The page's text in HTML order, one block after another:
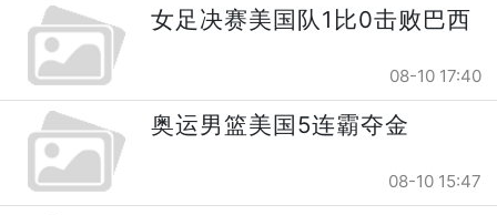
女足决赛美国队1比0击败巴西
08-10 17:40
奥运男篮美国5连霸夺金
08-10 15:47